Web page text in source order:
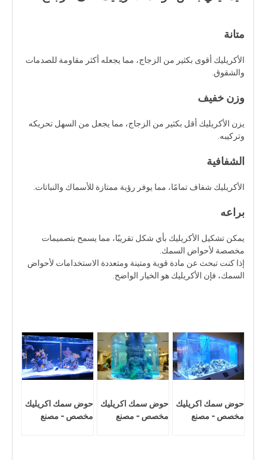
متانة
الأكريليك أقوى بكثير من الزجاج، مما يجعله أكثر مقاومة للصدمات
والشقوق.
وزن خفيف
يزن الأكريليك أقل بكثير من الزجاج، مما يجعل من السهل تحريكه
وتركيبه.
الشفافية
الأكريليك شفاف تمامًا، مما يوفر رؤية ممتازة للأسماك والنباتات.
براعه
يمكن تشكيل الأكريليك بأي شكل تقريبًا، مما يسمح بتصميمات
مخصصة لأحواض السمك.
إذا كنت تبحث عن مادة قوية ومتينة ومتعددة الاستخدامات لأحواض
السمك، فإن الأكريليك هو الخيار الواضح.
حوض سمك اكريليك
مخصص - مصنع
حوض سمك اكريليك
مخصص - مصنع
حوض سمك اكريليك
مخصص - مصنع